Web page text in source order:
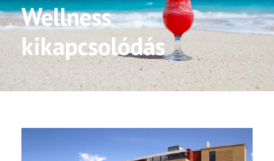
Wellness
kikapcsolódás